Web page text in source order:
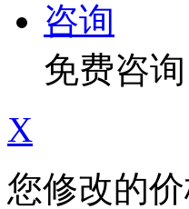
咨询
免费咨询
X
您修改的